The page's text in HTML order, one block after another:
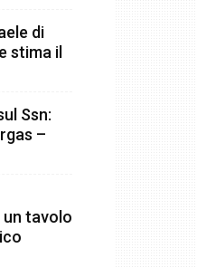
di
stima il
Ssn:
–
un tavolo